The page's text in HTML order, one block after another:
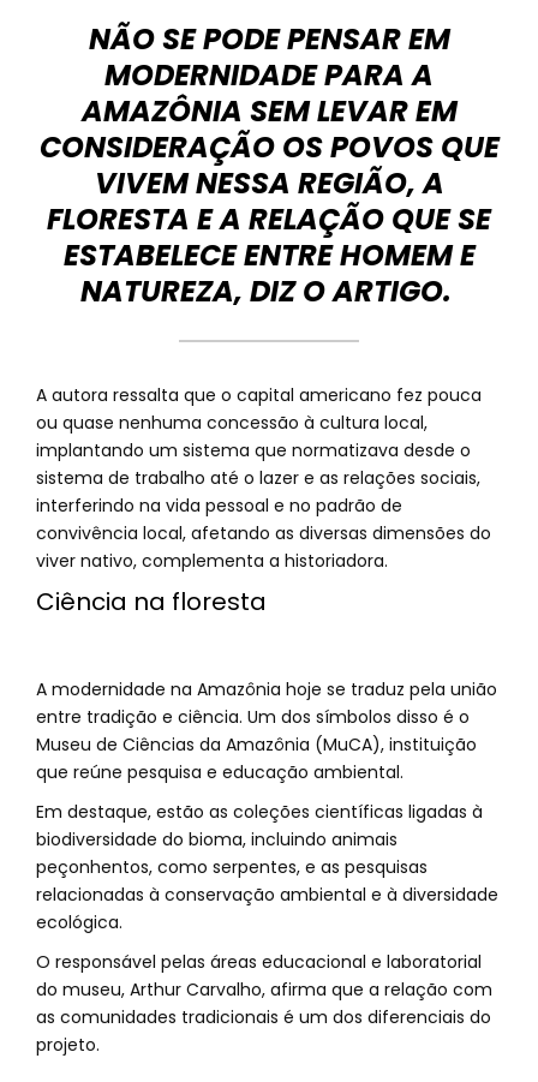
NÃO SE PODE PENSAR EM
MODERNIDADE PARA A
AMAZÔNIA SEM LEVAR EM
CONSIDERAÇÃO OS POVOS QUE
VIVEM NESSA REGIÃO, A
FLORESTA E A RELAÇÃO QUE SE
ESTABELECE ENTRE HOMEM E
NATUREZA, DIZ O ARTIGO.
A autora ressalta que o capital americano fez pouca
ou quase nenhuma concessão à cultura local,
implantando um sistema que normatizava desde o
sistema de trabalho até o lazer e as relações sociais,
interferindo na vida pessoal e no padrão de
convivência local, afetando as diversas dimensões do
viver nativo, complementa a historiadora.
Ciência na floresta
A modernidade na Amazônia hoje se traduz pela união
entre tradição e ciência. Um dos símbolos disso é o
Museu de Ciências da Amazônia (MuCA), instituição
que reúne pesquisa e educação ambiental.
Em destaque, estão as coleções científicas ligadas à
biodiversidade do bioma, incluindo animais
peçonhentos, como serpentes, e as pesquisas
relacionadas à conservação ambiental e à diversidade
ecológica.
O responsável pelas áreas educacional e laboratorial
do museu, Arthur Carvalho, afirma que a relação com
as comunidades tradicionais é um dos diferenciais do
projeto.